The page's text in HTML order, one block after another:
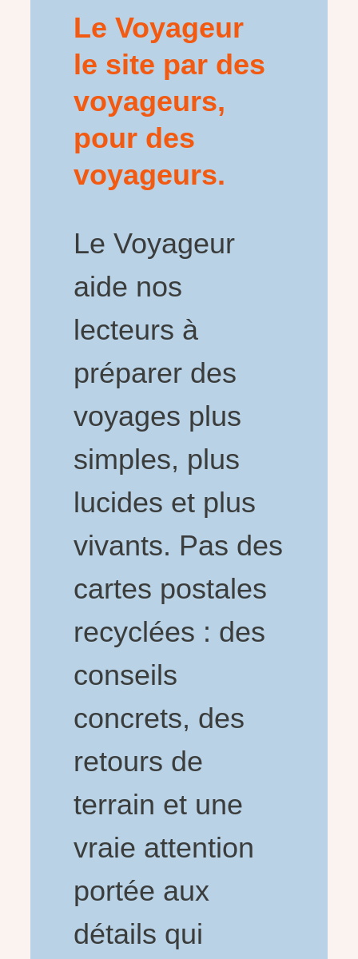
Le Voyageur
le site par des
voyageurs,
pour des
voyageurs.
Le Voyageur
aide nos
lecteurs à
préparer des
voyages plus
simples, plus
lucides et plus
vivants. Pas des
cartes postales
recyclées : des
conseils
concrets, des
retours de
terrain et une
vraie attention
portée aux
détails qui